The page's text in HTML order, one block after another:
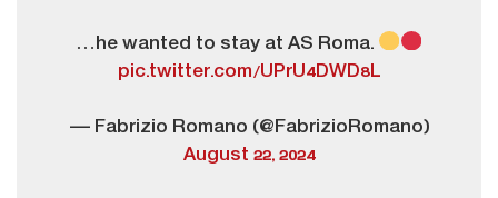
…he wanted to stay at AS Roma.
pic.twitter.com/UPrU4DWD8L
— Fabrizio Romano (@FabrizioRomano)
August 22, 2024